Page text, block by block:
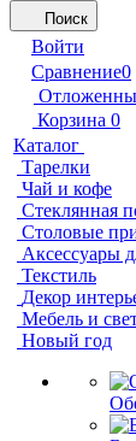
Поиск
Войти
Сравнение0
Корзина 0
Каталог
Тарелки
Чай и кофе
Стеклянная
Столовые
Аксессуары
Текстиль
Декор
Мебель и
Новый год